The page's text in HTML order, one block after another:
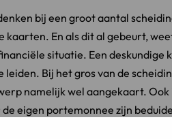
bij een groot aantal
kaarten. En als dit al gebeurt,
situatie. Een deskundige
leiden. Bij het gros van de
namelijk wel aangekaart.
eigen portemonnee zijn